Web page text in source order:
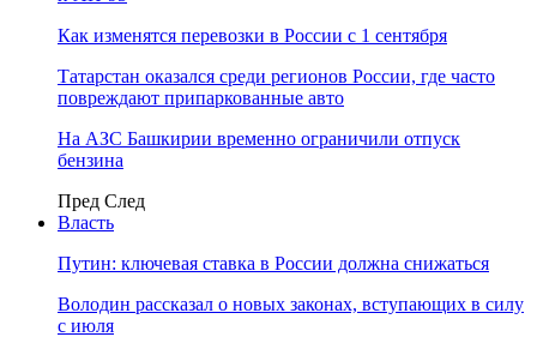
Как изменятся перевозки в России с 1 сентября
Татарстан оказался среди регионов России, где часто
повреждают припаркованные авто
На АЗС Башкирии временно ограничили отпуск
бензина
Пред След
Власть
Путин: ключевая ставка в России должна снижаться
Володин рассказал о новых законах, вступающих в силу
с июля